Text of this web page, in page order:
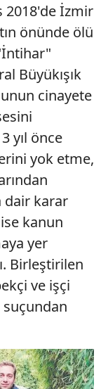
2018'de İzmir
önünde ölü
Büyükışık
cinayete
yıl önce
yok etme,
dair karar
kanun
yer
Birleştirilen
ve işçi